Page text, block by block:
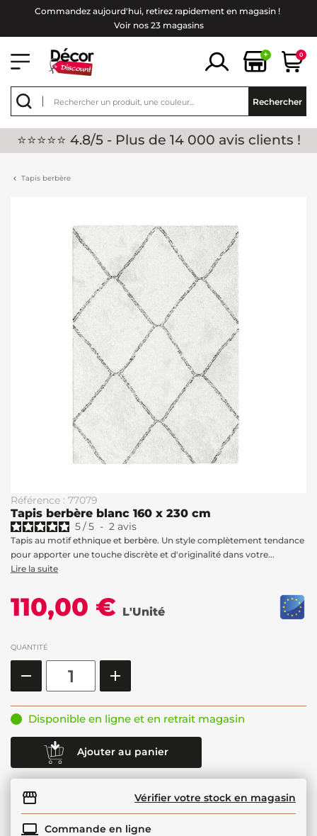
Commandez aujourd'hui, retirez rapidement en magasin !
Voir nos 23 magasins
+ 0
Rechercher
⭐⭐⭐⭐⭐ 4.8/5 - Plus de 14 000 avis clients !
Tapis berbère
Référence : 77079
Tapis berbère blanc 160 x 230 cm
5/5 - 2 avis
Tapis au motif ethnique et berbère. Un style complètement tendance
pour apporter une touche discrète et d'originalité dans votre...
Lire la suite
110,00 € L'Unité
QUANTITÉ
Disponible en ligne et en retrait magasin
Ajouter au panier
Vérifier votre stock en magasin
Commande en ligne